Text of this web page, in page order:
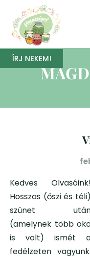
ÍRJ NEKEM!
Kedves Olvasóink!
Hosszas (őszi és téli)
szünet
(amelynek több
is volt) ismét
fedélzeten vagyunk.